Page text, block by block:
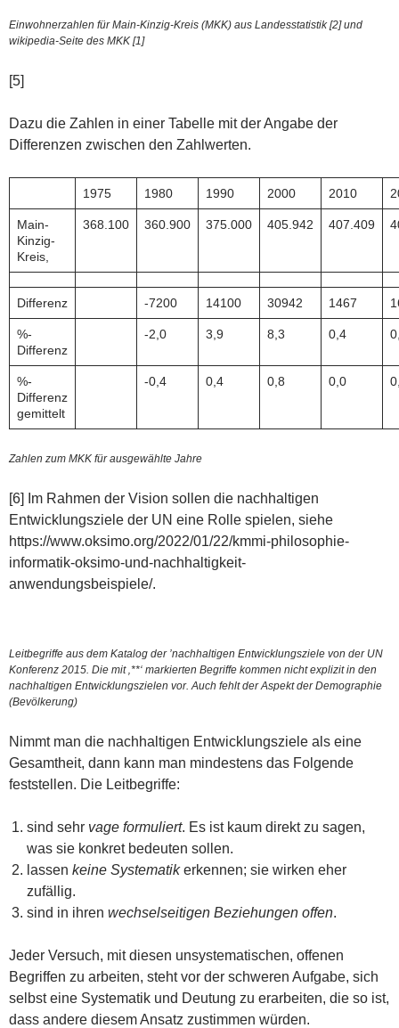
Einwohnerzahlen für Main-Kinzig-Kreis (MKK) aus Landesstatistik [2] und
wikipedia-Seite des MKK [1]
[5]
Dazu die Zahlen in einer Tabelle mit der Angabe der
Differenzen zwischen den Zahlwerten.
1975 1980 1990 2000 2010
Main-
Kinzig-
Kreis,
368.100 360.900 375.000 405.942 407.409
Differenz -7200 14100 30942 1467
%-
Differenz
-2,0 3,9 8,3 0,4
%-
Differenz
gemittelt
-0,4 0,4 0,8 0,0
Zahlen zum MKK für ausgewählte Jahre
[6] Im Rahmen der Vision sollen die nachhaltigen
Entwicklungsziele der UN eine Rolle spielen, siehe
https://www.oksimo.org/2022/01/22/kmmi-philosophie-
informatik-oksimo-und-nachhaltigkeit-
anwendungsbeispiele/.
Leitbegriffe aus dem Katalog der ’nachhaltigen Entwicklungsziele von der UN
Konferenz 2015. Die mit ‚**‘ markierten Begriffe kommen nicht explizit in den
nachhaltigen Entwicklungszielen vor. Auch fehlt der Aspekt der Demographie
(Bevölkerung)
Nimmt man die nachhaltigen Entwicklungsziele als eine
Gesamtheit, dann kann man mindestens das Folgende
feststellen. Die Leitbegriffe:
sind sehr vage formuliert. Es ist kaum direkt zu sagen,
was sie konkret bedeuten sollen.
lassen keine Systematikerkennen; sie wirken eher
zufällig.
sind in ihren wechselseitigen Beziehungen offen.
Jeder Versuch, mit diesen unsystematischen, offenen
Begriffen zu arbeiten, steht vor der schweren Aufgabe, sich
selbst eine Systematik und Deutung zu erarbeiten, die so ist,
dass andere diesem Ansatz zustimmen würden.